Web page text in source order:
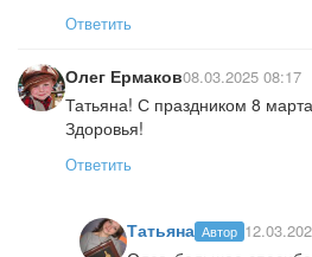
Ответить
Олег Ермаков08.03.2025 08:17
Татьяна! С праздником 8
Здоровья!
Ответить
Татьяна Автор